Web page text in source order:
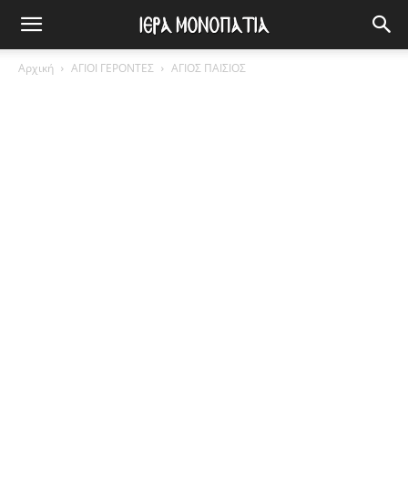
Αρχική ΑΓΙΟΙ ΓΕΡΟΝΤΕΣ ΑΓΙΟΣ ΠΑΙΣΙΟΣ